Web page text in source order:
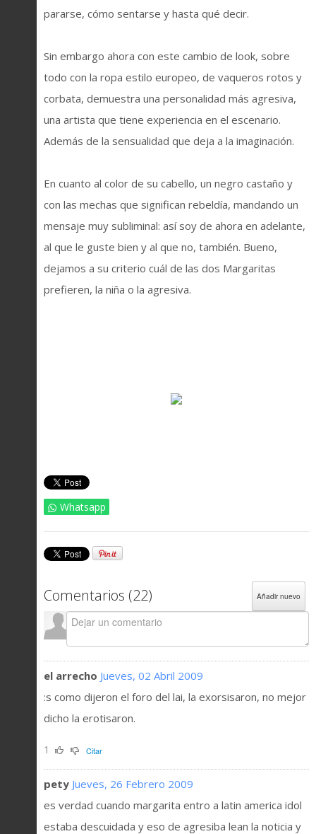
pararse, cómo sentarse y hasta qué decir.
Sin embargo ahora con este cambio de look, sobre
todo con la ropa estilo europeo, de vaqueros rotos y
corbata, demuestra una personalidad más agresiva,
una artista que tiene experiencia en el escenario.
Además de la sensualidad que deja a la imaginación.
En cuanto al color de su cabello, un negro castaño y
con las mechas que significan rebeldía, mandando un
mensaje muy subliminal: así soy de ahora en adelante,
al que le guste bien y al que no, también. Bueno,
dejamos a su criterio cuál de las dos Margaritas
prefieren, la niña o la agresiva.
Whatsapp
Comentarios (22) Añadir nuevo
el arrecho Jueves, 02 Abril 2009
:s como dijeron el foro del lai, la exorsisaron, no mejor
dicho la erotisaron.
1 Citar
pety Jueves, 26 Febrero 2009
es verdad cuando margarita entro a latin america idol
estaba descuidada y eso de agresiba lean la noticia y